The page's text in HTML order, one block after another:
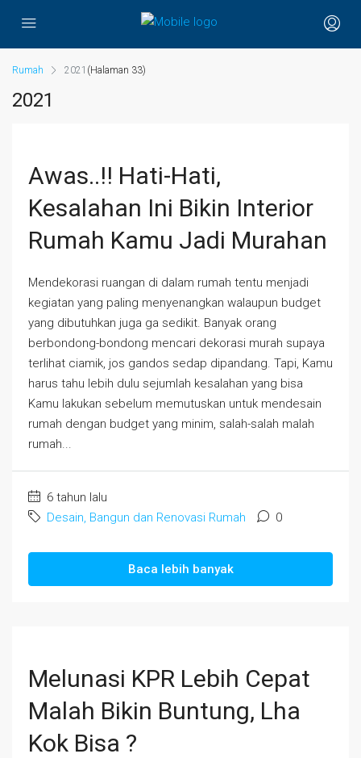
Rumah 2021 (Halaman 33)
2021
Awas..!! Hati-Hati,
Kesalahan Ini Bikin Interior
Rumah Kamu Jadi Murahan
Mendekorasi ruangan di dalam rumah tentu menjadi
kegiatan yang paling menyenangkan walaupun budget
yang dibutuhkan juga ga sedikit. Banyak orang
berbondong-bondong mencari dekorasi murah supaya
terlihat ciamik, jos gandos sedap dipandang. Tapi, Kamu
harus tahu lebih dulu sejumlah kesalahan yang bisa
Kamu lakukan sebelum memutuskan untuk mendesain
rumah dengan budget yang minim, salah-salah malah
rumah...
6 tahun lalu
Desain, Bangun dan Renovasi Rumah
0
Baca lebih banyak
Melunasi KPR Lebih Cepat
Malah Bikin Buntung, Lha
Kok Bisa ?